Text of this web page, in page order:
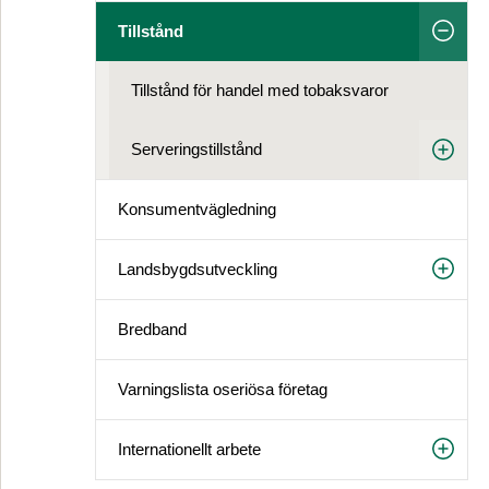
Tillstånd
Tillstånd för handel med tobaksvaror
Serveringstillstånd
Konsument­vägledning
Landsbygds­utveckling
Bredband
Varningslista oseriösa företag
Internationellt arbete